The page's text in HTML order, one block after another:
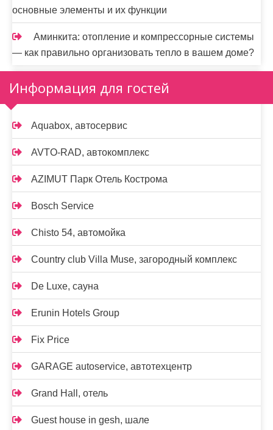
основные элементы и их функции
Аминкита: отопление и компрессорные системы
— как правильно организовать тепло в вашем доме?
Информация для гостей
Aquabox, автосервис
AVTO-RAD, автокомплекс
AZIMUT Парк Отель Кострома
Bosch Service
Chisto 54, автомойка
Country club Villa Muse, загородный комплекс
De Luxe, сауна
Erunin Hotels Group
Fix Price
GARAGE autoservice, автотехцентр
Grand Hall, отель
Guest house in gesh, шале